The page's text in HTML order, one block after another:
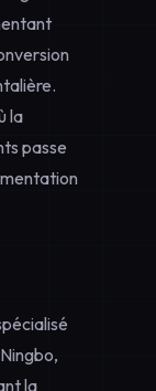
la
passe
,
la